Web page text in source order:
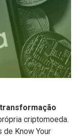
transformação
criptomoeda.
de Know Your